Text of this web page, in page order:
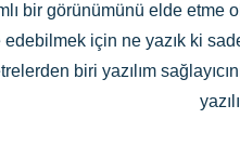
bir görünümünü elde etme
edebilmek için ne yazık ki
biri yazılım